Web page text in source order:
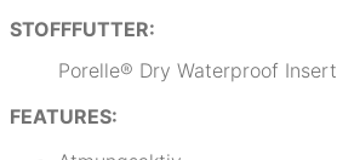
STOFFFUTTER:
Porelle® Dry Waterproof Insert
FEATURES: